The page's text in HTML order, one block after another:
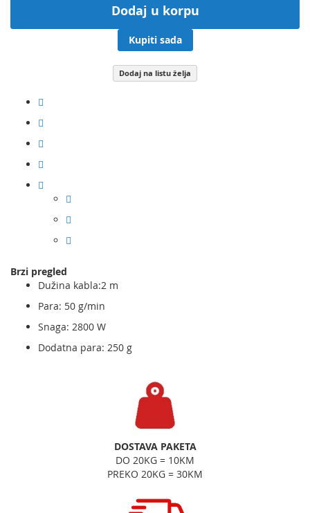
Dodaj u korpu
Kupiti sada
Dodaj na listu želja
Brzi pregled
Dužina kabla:2 m
Para: 50 g/min
Snaga: 2800 W
Dodatna para: 250 g
DOSTAVA PAKETA
DO 20KG = 10KM
PREKO 20KG = 30KM